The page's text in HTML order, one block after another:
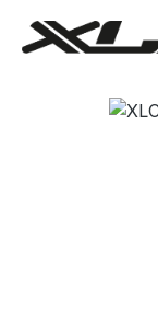
Bildergalerie